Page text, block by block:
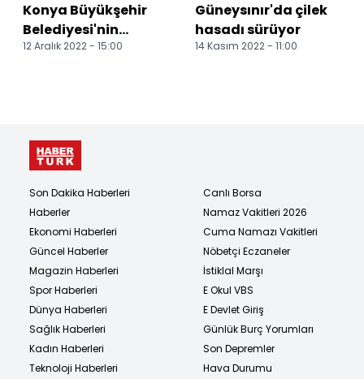
Konya Büyükşehir
Belediyesi'nin
lavanta fidesi
12 Aralık 2022 - 15:00
Güneysınır'da çilek
hasadı sürüyor
14 Kasım 2022 - 11:00
Son Dakika Haberleri
Haberler
Ekonomi Haberleri
Güncel Haberler
Magazin Haberleri
Spor Haberleri
Dünya Haberleri
Sağlık Haberleri
Kadın Haberleri
Teknoloji Haberleri
Canlı Borsa
Namaz Vakitleri 2026
Cuma Namazı Vakitleri
Nöbetçi Eczaneler
İstiklal Marşı
E Okul VBS
E Devlet Giriş
Günlük Burç Yorumları
Son Depremler
Hava Durumu